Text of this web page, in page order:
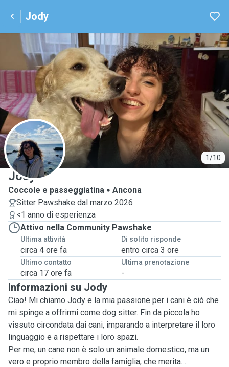
Jody
1/10
J
Jody
Coccole e passeggiatina
Ancona
Sitter Pawshake dal marzo 2026
<1 anno di esperienza
Attivo nella Community Pawshake
Ultima attività
circa 4 ore fa
Di solito risponde
entro circa 3 ore
Ultimo contatto
circa 17 ore fa
Ultima prenotazione
-
Informazioni su Jody
Ciao! Mi chiamo Jody e la mia passione per i cani è ciò che
mi spinge a offrirmi come dog sitter. Fin da piccola ho
vissuto circondata dai cani, imparando a interpretare il loro
linguaggio e a rispettare i loro spazi.
Per me, un cane non è solo un animale domestico, ma un
vero e proprio membro della famiglia, che merita